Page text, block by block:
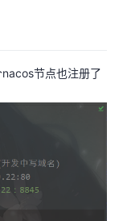
节点也注册了